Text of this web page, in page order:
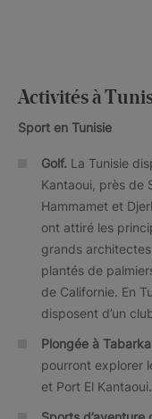
Activités à
Sport en Tunisie
Golf. La Tunisie
Kantaoui, près de
Hammamet et
ont attiré les
grands
plantés de
de Californie. En
disposent d’un
Plongée à
pourront explorer
et Port El Kantaoui.